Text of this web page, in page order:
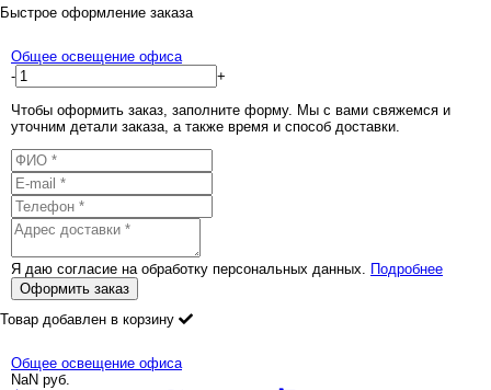
Быстрое оформление заказа
Общее освещение офиса
-
+
Чтобы оформить заказ, заполните форму. Мы с вами свяжемся и
уточним детали заказа, а также время и способ доставки.
Я даю согласие на обработку персональных данных. Подробнее
Оформить заказ
Товар добавлен в корзину
Общее освещение офиса
NaN руб.